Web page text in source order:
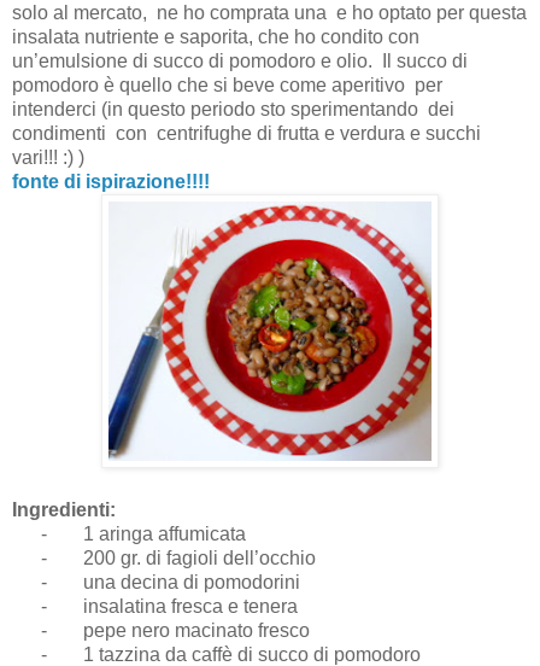
solo al mercato, ne ho comprata una e ho optato per questa
insalata nutriente e saporita, che ho condito con
un’emulsione di succo di pomodoro e olio.
Il succo di
pomodoro è quello che si beve come aperitivo per
intenderci (in questo periodo sto sperimentando dei
condimenti con centrifughe di frutta e verdura e succhi
vari!!! :) )
fonte di ispirazione!!!!
Ingredienti:
-
1 aringa affumicata
-
200 gr. di fagioli dell’occhio
-
una decina di pomodorini
-
insalatina fresca e tenera
-
pepe nero macinato fresco
-
1 tazzina da caffè di succo di pomodoro